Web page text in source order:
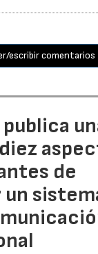
escribir comentarios
de